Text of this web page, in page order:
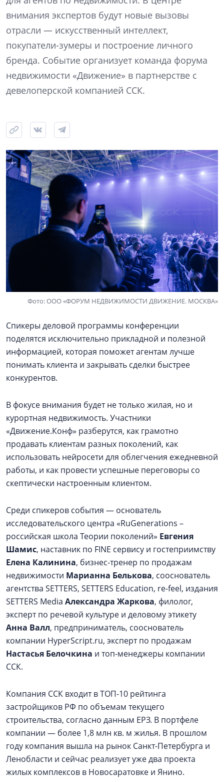
внимания экспертов будут новые вызовы
отрасли — искусственный интеллект,
покупатели-зумеры и построение личного
бренда. Событие организует команда форума
недвижимости «Движение» в партнерстве с
девелоперской компанией ССК.
Фото: ООО «ФОРУМ НЕДВИЖИМОСТИ ДВИЖЕНИЕ. МОСКВА»
Спикеры деловой программы конференции
поделятся исключительно прикладной и полезной
информацией, которая поможет агентам лучше
понимать клиента и закрывать сделки быстрее
конкурентов.
В фокусе внимания будет не только жилая, но и
курортная недвижимость. Участники
«Движение.Конф» разберутся, как грамотно
продавать клиентам разных поколений, как
использовать нейросети для облегчения ежедневной
работы, и как провести успешные переговоры со
скептически настроенным клиентом.
Среди спикеров события — основатель
исследовательского центра «RuGenerations –
российская школа Теории поколений» Евгения
Шамис, наставник по FINE сервису и гостеприимству
Елена Калинина, бизнес-тренер по продажам
недвижимости Марианна Белькова, сооснователь
агентства SETTERS, SETTERS Education, re-feel, издания
SETTERS Media Александра Жаркова, филолог,
эксперт по речевой культуре и деловому этикету
Анна Валл, предприниматель, сооснователь
компании HyperScript.ru, эксперт по продажам
Настасья Белочкина и топ-менеджеры компании
ССК.
Компания ССК входит в ТОП-10 рейтинга
застройщиков РФ по объемам текущего
строительства, согласно данным ЕРЗ. В портфеле
компании — более 1,8 млн кв. м жилья. В прошлом
году компания вышла на рынок Санкт-Петербурга и
Ленобласти и сейчас реализует уже два проекта
жилых комплексов в Новосаратовке и Янино.